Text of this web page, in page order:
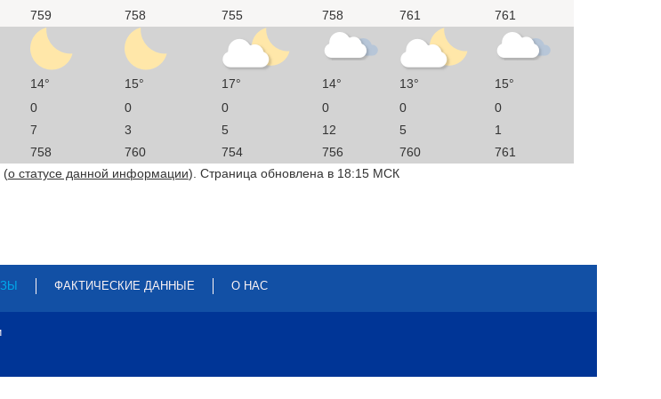
759 758 755 758 761 761
14° 15° 17° 14° 13°
15°
0 0 0 0 0
0
7 3 5 12 5
1
758 760 754 756 760
761
(о статусе данной информации). Страница обновлена в 18:15 МСК
ФАКТИЧЕСКИЕ ДАННЫЕ О НАС